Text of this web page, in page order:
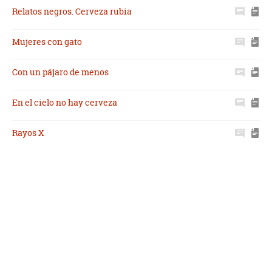
Relatos negros. Cerveza rubia
Mujeres con gato
Con un pájaro de menos
En el cielo no hay cerveza
Rayos X